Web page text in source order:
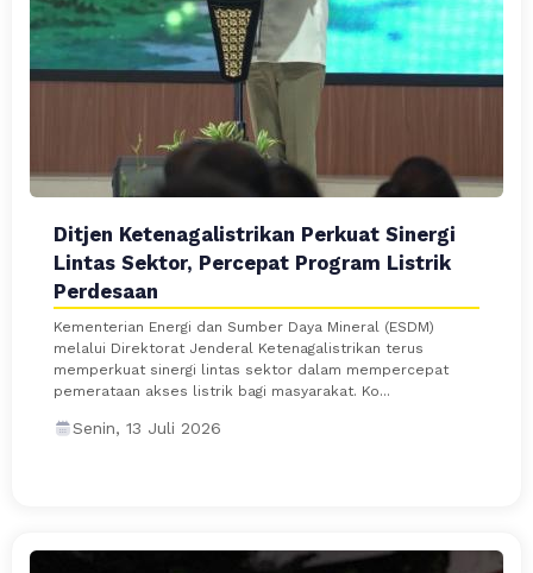
Ditjen Ketenagalistrikan Perkuat Sinergi
Lintas Sektor, Percepat Program Listrik
Perdesaan
Kementerian Energi dan Sumber Daya Mineral (ESDM)
melalui Direktorat Jenderal Ketenagalistrikan terus
memperkuat sinergi lintas sektor dalam mempercepat
pemerataan akses listrik bagi masyarakat. Ko...
Senin, 13 Juli 2026